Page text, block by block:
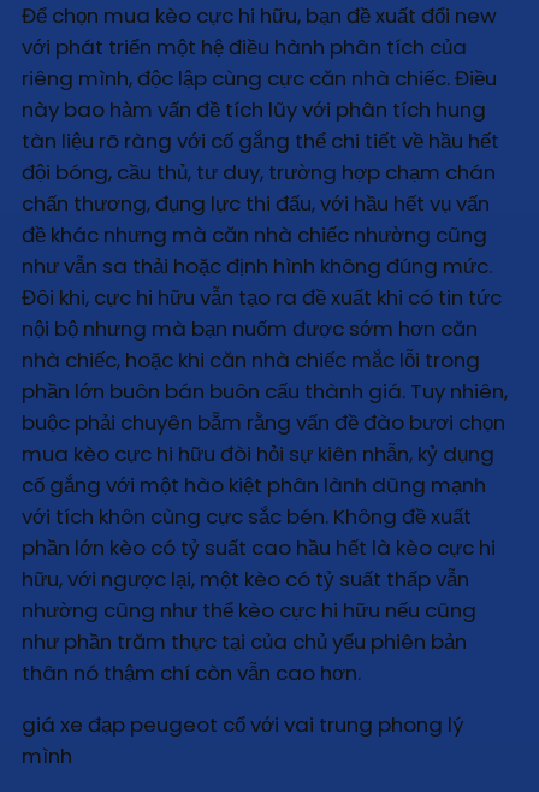
Để chọn mua kèo cực hi hữu, bạn đề xuất đổi new
với phát triển một hệ điều hành phân tích của
riêng mình, độc lập cùng cực căn nhà chiếc. Điều
này bao hàm vấn đề tích lũy với phân tích hung
tàn liệu rõ ràng với cố gắng thể chi tiết về hầu hết
đội bóng, cầu thủ, tư duy, trường hợp chạm chán
chấn thương, đụng lực thi đấu, với hầu hết vụ vấn
đề khác nhưng mà căn nhà chiếc nhường cũng
như vẫn sa thải hoặc định hình không đúng mức.
Đôi khi, cực hi hữu vẫn tạo ra đề xuất khi có tin tức
nội bộ nhưng mà bạn nuốm được sớm hơn căn
nhà chiếc, hoặc khi căn nhà chiếc mắc lỗi trong
phần lớn buôn bán buôn cấu thành giá. Tuy nhiên,
buộc phải chuyên bẵm rằng vấn đề đào bươi chọn
mua kèo cực hi hữu đòi hỏi sự kiên nhẫn, kỷ dụng
cố gắng với một hào kiệt phân lành dũng mạnh
với tích khôn cùng cực sắc bén. Không đề xuất
phần lớn kèo có tỷ suất cao hầu hết là kèo cực hi
hữu, với ngược lại, một kèo có tỷ suất thấp vẫn
nhường cũng như thể kèo cực hi hữu nếu cũng
như phần trăm thực tại của chủ yếu phiên bản
thân nó thậm chí còn vẫn cao hơn.
giá xe đạp peugeot cổ với vai trung phong lý
mình